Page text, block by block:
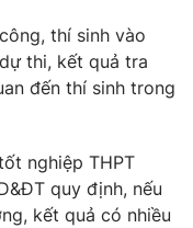
video
thí sinh vào
thi, kết quả tra
đến thí sinh trong
nghiệp THPT
quy định, nếu
kết quả có nhiều